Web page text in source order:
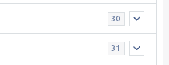
30
31